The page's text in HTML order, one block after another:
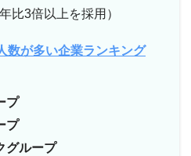
比3倍以上を採用）
数が多い企業ランキング
プ
プ
グループ